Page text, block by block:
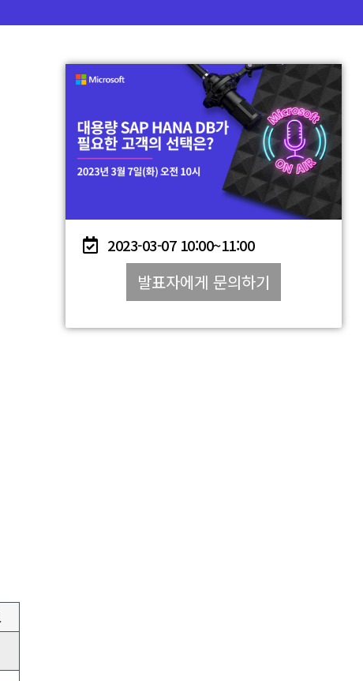
2023-03-07 10:00~11:00
발표자에게 문의하기